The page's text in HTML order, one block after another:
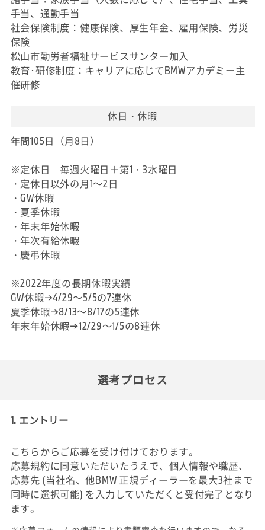
手当、通勤手当
社会保険制度：健康保険、厚生年金、雇用保険、労災
保険
松山市勤労者福祉サービスサンター加入
教育･研修制度：キャリアに応じてBMWアカデミー主
催研修
休日・休暇
年間105日（月8日）
※定休日 毎週火曜日＋第1・3水曜日
・定休日以外の月1～2日
・GW休暇
・夏季休暇
・年末年始休暇
・年次有給休暇
・慶弔休暇
※2022年度の長期休暇実績
GW休暇→4/29～5/5の7連休
夏季休暇→8/13～8/17の5連休
年末年始休暇→12/29～1/5の8連休
選考プロセス
1. エントリー
こちらからご応募を受け付けております。
応募規約に同意いただいたうえで、個人情報や職歴、
応募先 (当社名、他BMW 正規ディーラーを最大3社まで
同時に選択可能) を入力していただくと受付完了となり
ます。